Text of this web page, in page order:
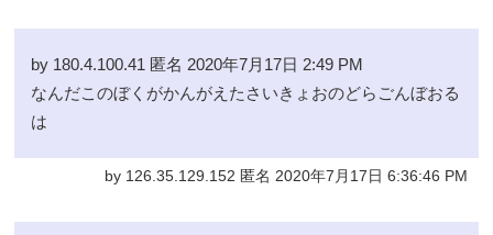
by 180.4.100.41 匿名 2020年7月17日 2:49 PM
なんだこのぼくがかんがえたさいきょおのどらごんぼおる
は
by 126.35.129.152 匿名 2020年7月17日 6:36:46 PM